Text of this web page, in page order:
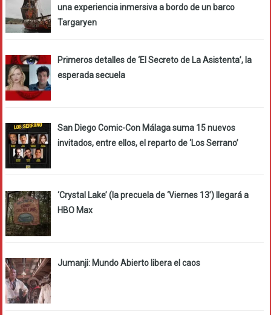
una experiencia inmersiva a bordo de un barco
Targaryen
Primeros detalles de ‘El Secreto de La Asistenta’, la
esperada secuela
San Diego Comic-Con Málaga suma 15 nuevos
invitados, entre ellos, el reparto de ‘Los Serrano’
‘Crystal Lake’ (la precuela de ‘Viernes 13’) llegará a
HBO Max
Jumanji: Mundo Abierto libera el caos